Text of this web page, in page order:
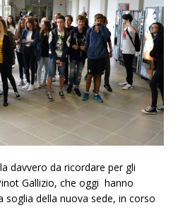
davvero da ricordare per gli
Gallizio, che oggi hanno
della nuova sede, in corso